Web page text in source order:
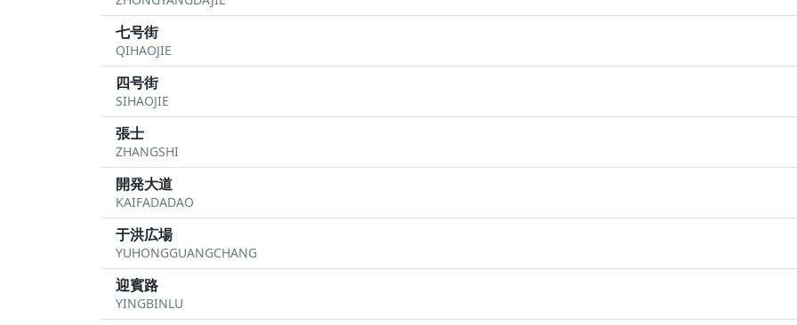
七号街
QIHAOJIE
四号街
SIHAOJIE
張士
ZHANGSHI
開発大道
KAIFADADAO
于洪広場
YUHONGGUANGCHANG
迎賓路
YINGBINLU